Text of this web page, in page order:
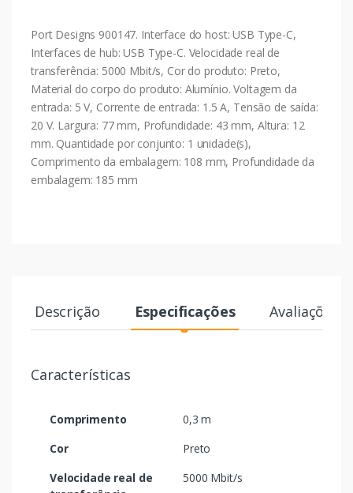
Port Designs 900147. Interface do host: USB Type-C,
Interfaces de hub: USB Type-C. Velocidade real de
transferência: 5000 Mbit/s, Cor do produto: Preto,
Material do corpo do produto: Alumínio. Voltagem da
entrada: 5 V, Corrente de entrada: 1.5 A, Tensão de saída:
20 V. Largura: 77 mm, Profundidade: 43 mm, Altura: 12
mm. Quantidade por conjunto: 1 unidade(s),
Comprimento da embalagem: 108 mm, Profundidade da
embalagem: 185 mm
Descrição Especificações Avaliações
Características
Comprimento
0,3 m
Cor
Preto
Velocidade real de
5000 Mbit/s